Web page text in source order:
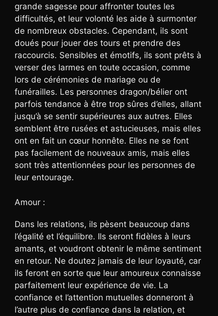
grande sagesse pour affronter toutes les
difficultés, et leur volonté les aide à surmonter
de nombreux obstacles. Cependant, ils sont
doués pour jouer des tours et prendre des
raccourcis. Sensibles et émotifs, ils sont prêts à
verser des larmes en toute occasion, comme
lors de cérémonies de mariage ou de
funérailles. Les personnes dragon/bélier ont
parfois tendance à être trop sûres d’elles, allant
jusqu’à se sentir supérieures aux autres. Elles
semblent être rusées et astucieuses, mais elles
ont en fait un cœur honnête. Elles ne se font
pas facilement de nouveaux amis, mais elles
sont très attentionnées pour les personnes de
leur entourage.
Amour :
Dans les relations, ils pèsent beaucoup dans
l’égalité et l’équilibre. Ils seront fidèles à leurs
amants, et voudront obtenir le même sentiment
en retour. Ne doutez jamais de leur loyauté, car
ils feront en sorte que leur amoureux connaisse
parfaitement leur expérience de vie. La
confiance et l’attention mutuelles donneront à
l’autre plus de confiance dans la relation, et